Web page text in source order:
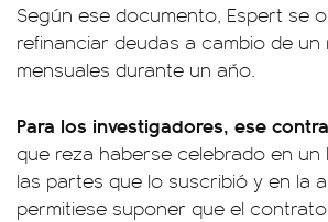
Según ese documento, Espert se
refinanciar deudas a cambio de
mensuales durante un año.
Para los investigadores, ese
que reza haberse celebrado en
las partes que lo suscribió y en la
permitiese suponer que el